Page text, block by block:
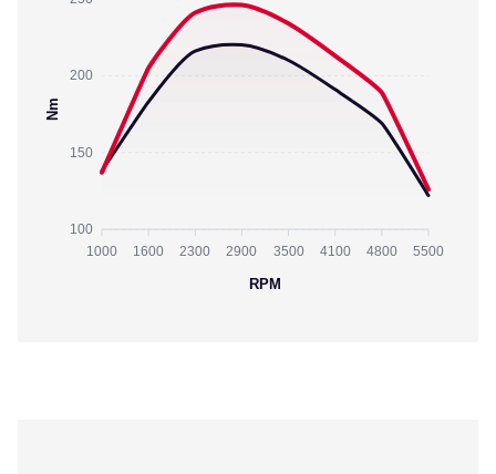
200
150
100
Nm
1000 1600 2300 2900 3500 4100 4800 5500
RPM